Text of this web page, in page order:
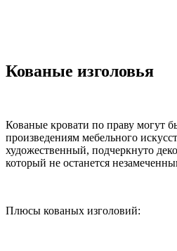
Кованые изголовья
Кованые кровати по праву могут
произведениям мебельного
художественный, подчеркнуто
который не останется
Плюсы кованых изголовий: